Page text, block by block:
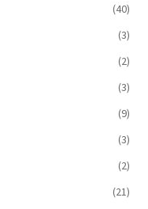
(40)
(3)
(2)
(3)
(9)
(3)
(2)
(21)